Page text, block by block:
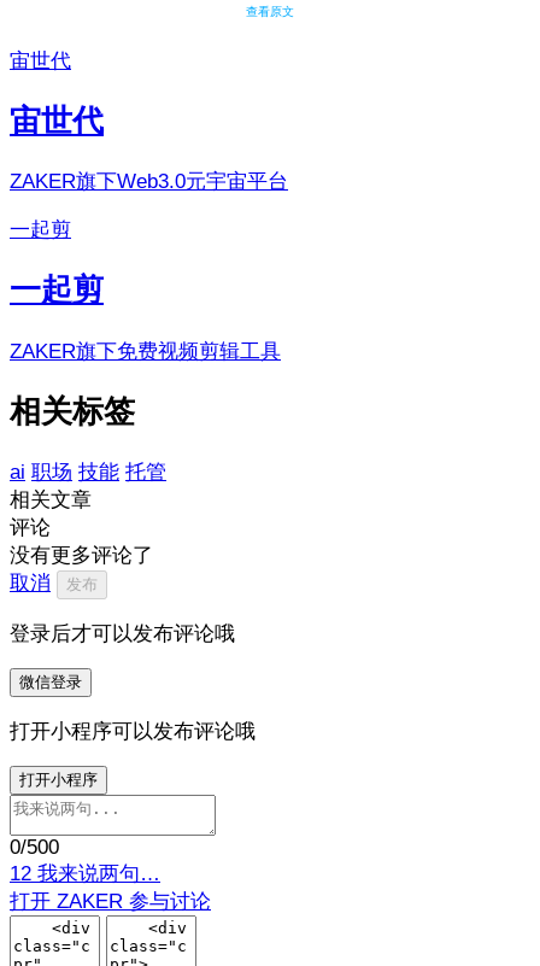
查看原文
宙世代
宙世代
ZAKER旗下Web3.0元宇宙平台
一起剪
一起剪
ZAKER旗下免费视频剪辑工具
相关标签
ai 职场 技能 托管
相关文章
评论
没有更多评论了
取消
发布
登录后才可以发布评论哦
微信登录
打开小程序可以发布评论哦
打开小程序
0/500
12 我来说两句…
打开 ZAKER 参与讨论